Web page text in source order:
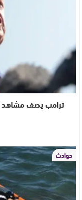
ترامب يصف مشاهد
حوادث